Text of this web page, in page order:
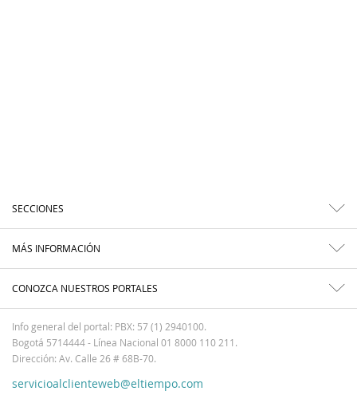
SECCIONES
MÁS INFORMACIÓN
CONOZCA NUESTROS PORTALES
Info general del portal: PBX: 57 (1) 2940100.
Bogotá 5714444 - Línea Nacional 01 8000 110 211.
Dirección: Av. Calle 26 # 68B-70.
servicioalclienteweb@eltiempo.com